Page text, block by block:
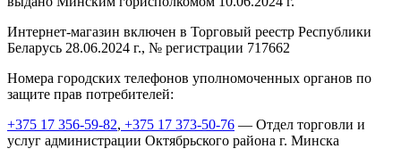
Интернет-магазин включен в Торговый реестр Республики
Беларусь 28.06.2024 г., № регистрации 717662
Номера городских телефонов уполномоченных органов по
защите прав потребителей:
+375 17 356-59-82, +375 17 373-50-76 — Отдел торговли и
услуг администрации Октябрьского района г. Минска